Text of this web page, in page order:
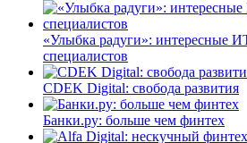
«Улыбка радуги»: интересные
специалистов
CDEK Digital: свобода развития
Банки.ру: больше чем финтех